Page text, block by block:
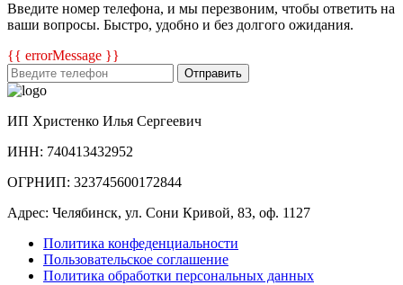
Введите номер телефона, и мы перезвоним, чтобы ответить на
ваши вопросы. Быстро, удобно и без долгого ожидания.
{{ errorMessage }}
Отправить
ИП Христенко Илья Сергеевич
ИНН: 740413432952
ОГРНИП: 323745600172844
Адрес: Челябинск, ул. Сони Кривой, 83, оф. 1127
Политика конфеденциальности
Пользовательское соглашение
Политика обработки персональных данных